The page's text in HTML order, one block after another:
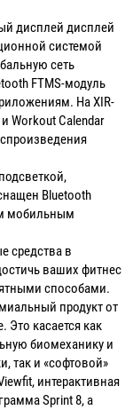
дисплей дисплей
системой
сеть
FTMS-модуль
На XIR-
Workout Calendar
Bluetooth
мобильным
средства в
ваших фитнес
способами.
продукт от
Это касается как
биомеханику и
так и «софтовой»
интерактивная
Sprint 8, а